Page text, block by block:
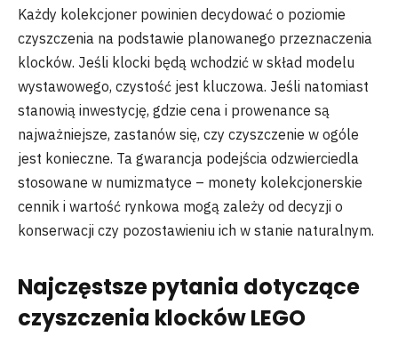
Każdy kolekcjoner powinien decydować o poziomie
czyszczenia na podstawie planowanego przeznaczenia
klocków. Jeśli klocki będą wchodzić w skład modelu
wystawowego, czystość jest kluczowa. Jeśli natomiast
stanowią inwestycję, gdzie cena i prowenance są
najważniejsze, zastanów się, czy czyszczenie w ogóle
jest konieczne. Ta gwarancja podejścia odzwierciedla
stosowane w numizmatyce – monety kolekcjonerskie
cennik i wartość rynkowa mogą zależy od decyzji o
konserwacji czy pozostawieniu ich w stanie naturalnym.
Najczęstsze pytania dotyczące
czyszczenia klocków LEGO